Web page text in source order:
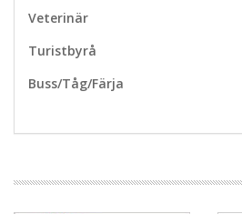
Veterinär
Turistbyrå
Buss/Tåg/Färja